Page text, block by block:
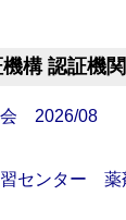
構 認証機
2026/08
センター 薬